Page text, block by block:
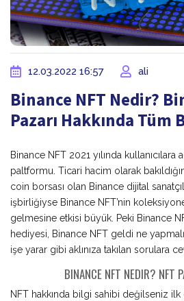
12.03.2022 16:57 ali
Binance NFT Nedir?
Pazarı Hakkında Tüm
Binance NFT 2021 yılında kullanıcılara
paltformu. Ticari hacim olarak
coin borsası olan Binance dijital
işbirliğiyse Binance NFT’nin
gelmesine etkisi büyük. Peki Binance
hediyesi, Binance NFT geldi ne
işe yarar gibi aklınıza takılan sorulara
BINANCE NFT NEDIR? NFT
NFT hakkında bilgi sahibi değilseniz